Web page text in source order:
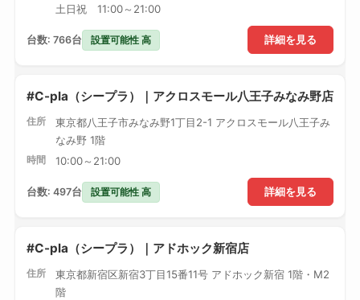
土日祝 11:00～21:00
詳細を見る
台数: 766台 設置可能性 高
#C-pla（シープラ）｜アクロスモール八王子みなみ野店
住所
東京都八王子市みなみ野1丁目2-1 アクロスモール八王子み
なみ野 1階
時間 10:00～21:00
詳細を見る
台数: 497台 設置可能性 高
#C-pla（シープラ）｜アドホック新宿店
住所
東京都新宿区新宿3丁目15番11号 アドホック新宿 1階・M2
階